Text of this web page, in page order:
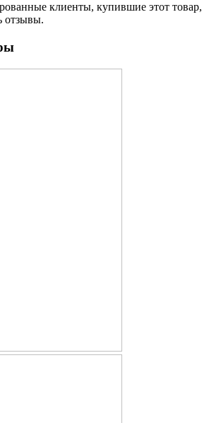
клиенты, купившие этот товар,
отзывы.